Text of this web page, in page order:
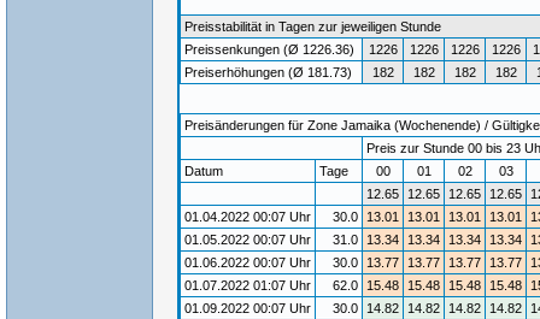
Preisstabilität in Tagen zur jeweiligen Stunde
Preissenkungen (Ø 1226.36)
1226 1226 1226 1226
Preiserhöhungen (Ø 181.73)
182 182 182 182
Preisänderungen für Zone Jamaika (Wochenende) /
Preis zur Stunde 00 bis 23
Datum
Tage 00 01 02 03
12.65
12.65 12.65 12.65
01.04.2022 00:07 Uhr
30.0 13.01 13.01 13.01 13.01
01.05.2022 00:07 Uhr
31.0 13.34 13.34 13.34 13.34
01.06.2022 00:07 Uhr
30.0 13.77 13.77 13.77 13.77
01.07.2022 01:07 Uhr
62.0 15.48 15.48 15.48 15.48
01.09.2022 00:07 Uhr
30.0 14.82 14.82 14.82 14.82